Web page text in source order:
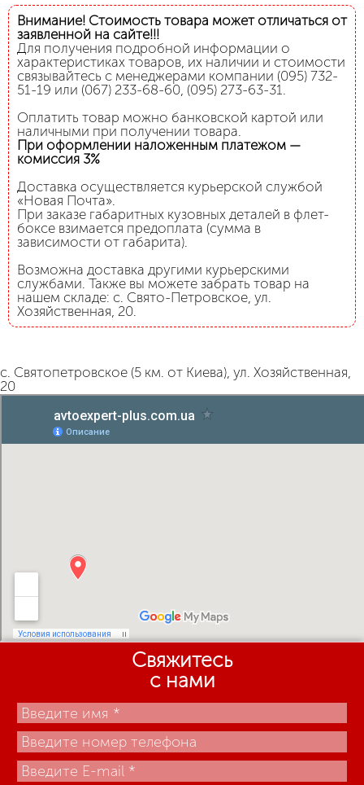
Внимание! Стоимость товара может отличаться от
заявленной на сайте!!!
Для получения подробной информации о
характеристиках товаров, их наличии и стоимости
связывайтесь с менеджерами компании (095) 732-
51-19 или (067) 233-68-60, (095) 273-63-31.
Оплатить товар можно банковской картой или
наличными при получении товара.
При оформлении наложенным платежом —
комиссия 3%
Доставка осуществляется курьерской службой
«Новая Почта».
При заказе габаритных кузовных деталей в флет-
боксе взимается предоплата (сумма в
зависимости от габарита).
Возможна доставка другими курьерскими
службами. Также вы можете забрать товар на
нашем складе: с. Свято-Петровское, ул.
Хозяйственная, 20.
с. Святопетровское (5 км. от Киева), ул. Хозяйственная,
20
Свяжитесь
с нами